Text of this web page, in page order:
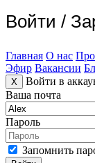
Войти /
Главная О нас
Эфир Вакансии
X
Войти в
Ваша почта
Пароль
Запомнить